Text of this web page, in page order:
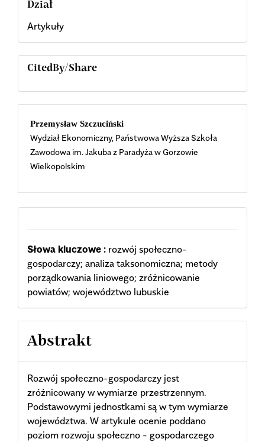
Dział
Artykuły
CitedBy/Share
Main
Article
Content
Przemysław Szczuciński
Wydział Ekonomiczny, Państwowa Wyższa Szkoła
Zawodowa im. Jakuba z Paradyża w Gorzowie
Wielkopolskim
Słowa kluczowe : rozwój społeczno-
gospodarczy; analiza taksonomiczna; metody
porządkowania liniowego; zróżnicowanie
powiatów; województwo lubuskie
Abstrakt
Rozwój społeczno-gospodarczy jest
zróżnicowany w wymiarze przestrzennym.
Podstawowymi jednostkami są w tym wymiarze
województwa. W artykule ocenie poddano
poziom rozwoju społeczno - gospodarczego